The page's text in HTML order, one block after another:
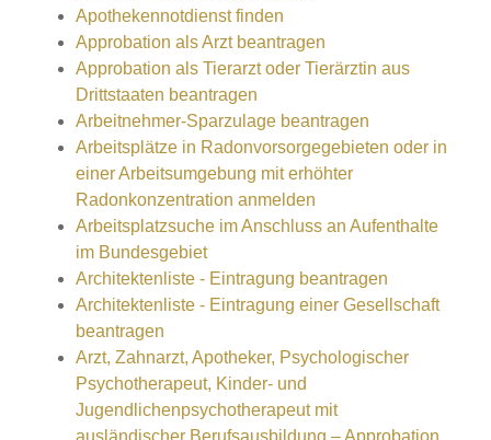
Apothekennotdienst finden
Approbation als Arzt beantragen
Approbation als Tierarzt oder Tierärztin aus
Drittstaaten beantragen
Arbeitnehmer-Sparzulage beantragen
Arbeitsplätze in Radonvorsorgegebieten oder in
einer Arbeitsumgebung mit erhöhter
Radonkonzentration anmelden
Arbeitsplatzsuche im Anschluss an Aufenthalte
im Bundesgebiet
Architektenliste - Eintragung beantragen
Architektenliste - Eintragung einer Gesellschaft
beantragen
Arzt, Zahnarzt, Apotheker, Psychologischer
Psychotherapeut, Kinder- und
Jugendlichenpsychotherapeut mit
ausländischer Berufsausbildung – Approbation